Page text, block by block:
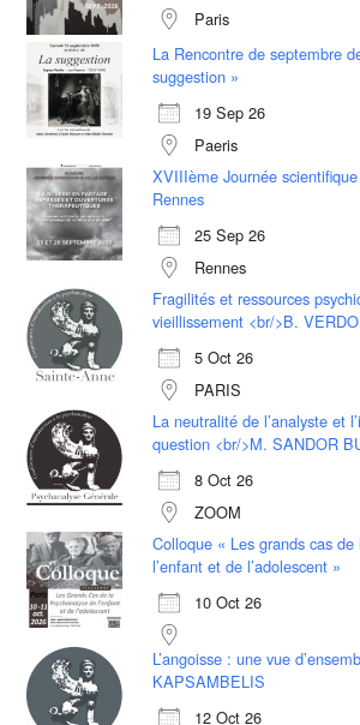
Paris
La Rencontre de septembre
suggestion »
19 Sep 26
Paeris
XVIIIème Journée
Rennes
25 Sep 26
Rennes
Fragilités et ressources
vieillissement <br/>B.
5 Oct 26
PARIS
La neutralité de l’analyste et
question <br/>M. SANDOR
8 Oct 26
ZOOM
Colloque « Les grands cas
l’enfant et de l’adolescent »
10 Oct 26
L’angoisse : une vue
KAPSAMBELIS
12 Oct 26